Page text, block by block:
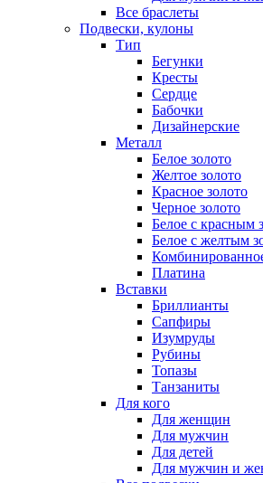
Все браслеты
Подвески, кулоны
Тип
Бегунки
Кресты
Сердце
Бабочки
Дизайнерские
Металл
Белое золото
Желтое золото
Красное золото
Черное золото
Белое с красным
Белое с желтым
Платина
Вставки
Бриллианты
Сапфиры
Изумруды
Рубины
Топазы
Танзаниты
Для кого
Для женщин
Для мужчин
Для детей
Для мужчин и